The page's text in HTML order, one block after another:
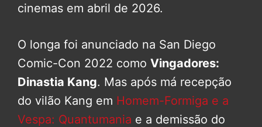
cinemas em abril de 2026.
O longa foi anunciado na San Diego
Comic-Con 2022 como Vingadores:
Dinastia Kang. Mas após má recepção
do vilão Kang em Homem-Formiga e a
Vespa: Quantumania e a demissão do